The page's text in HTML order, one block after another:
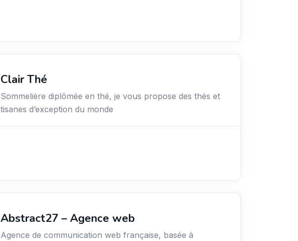
Clair Thé
Sommelière diplômée en thé, je vous propose des thés et
tisanes d’exception du monde
Abstract27 – Agence web
Agence de communication web française, basée à